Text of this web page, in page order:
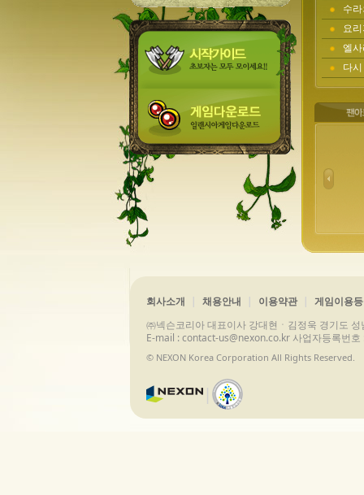
수
요
엘
다
회사소개 채용안내 이용약관
게임이용
㈜넥슨코리아 대표이사 강대현ㆍ김정욱 경기도
E-mail : contact-us@nexon.co.kr 사업자등록번
© NEXON Korea Corporation All Rights Reserved.
|